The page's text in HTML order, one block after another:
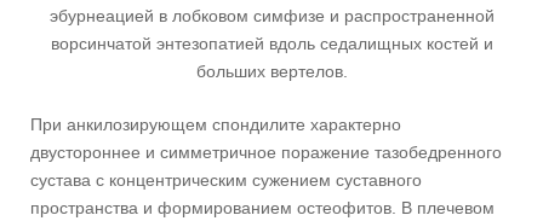
эбурнеацией в лобковом симфизе и распространенной
ворсинчатой энтезопатией вдоль седалищных костей и
больших вертелов.
При анкилозирующем спондилите характерно
двустороннее и симметричное поражение тазобедренного
сустава с концентрическим сужением суставного
пространства и формированием остеофитов. В плечевом